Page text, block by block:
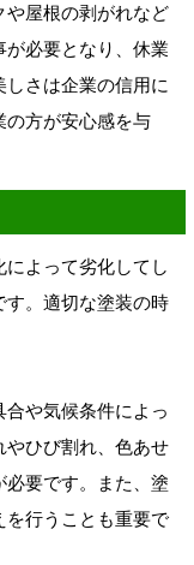
や屋根の剥がれなど
必要となり、休業
さは企業の信用に
の方が安心感を与
よって劣化してし
す。適切な塗装の時
や気候条件によっ
やひび割れ、色あせ
要です。また、塗
を行うことも重要で